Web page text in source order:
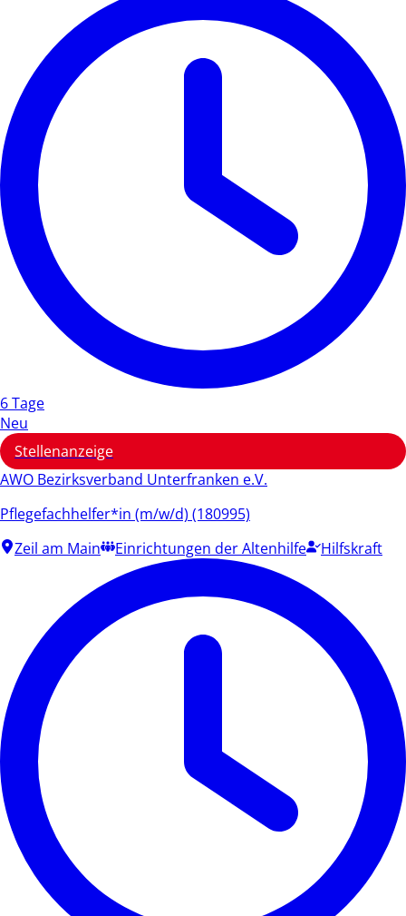
6 Tage
Neu
Stellenanzeige
AWO Bezirksverband Unterfranken e.V.
Pflegefachhelfer*in (m/w/d) (180995)
Zeil am Main
Einrichtungen der Altenhilfe Hilfskraft